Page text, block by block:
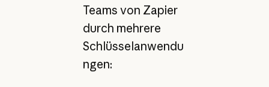
Teams von Zapier
durch mehrere
Schlüsselanwendu
ngen: